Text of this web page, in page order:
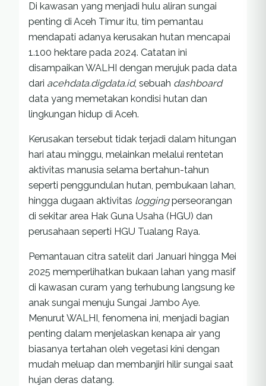
Di kawasan yang menjadi hulu aliran sungai
penting di Aceh Timur itu, tim pemantau
mendapati adanya kerusakan hutan mencapai
1.100 hektare pada 2024. Catatan ini
disampaikan WALHI dengan merujuk pada data
dari acehdata.digdata.id, sebuah dashboard
data yang memetakan kondisi hutan dan
lingkungan hidup di Aceh.
Kerusakan tersebut tidak terjadi dalam hitungan
hari atau minggu, melainkan melalui rentetan
aktivitas manusia selama bertahun-tahun
seperti penggundulan hutan, pembukaan lahan,
hingga dugaan aktivitas loggingperseorangan
di sekitar area Hak Guna Usaha (HGU) dan
perusahaan seperti HGU Tualang Raya.
Pemantauan citra satelit dari Januari hingga Mei
2025 memperlihatkan bukaan lahan yang masif
di kawasan curam yang terhubung langsung ke
anak sungai menuju Sungai Jambo Aye.
Menurut WALHI, fenomena ini, menjadi bagian
penting dalam menjelaskan kenapa air yang
biasanya tertahan oleh vegetasi kini dengan
mudah meluap dan membanjiri hilir sungai saat
hujan deras datang.